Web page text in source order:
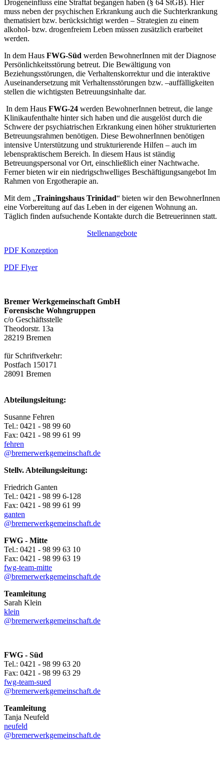
Drogeneinfluss eine Straftat begangen haben (§ 64 StGB). Hier
muss neben der psychischen Erkrankung auch die Suchterkrankung
thematisiert bzw. berücksichtigt werden – Strategien zu einem
alkohol- bzw. drogenfreiem Leben müssen zusätzlich erarbeitet
werden.
In dem Haus FWG-Süd werden BewohnerInnen mit der Diagnose
Persönlichkeitsstörung betreut. Die Bewältigung von
Beziehungsstörungen, die Verhaltenskorrektur und die interaktive
Auseinandersetzung mit Verhaltensstörungen bzw. –auffälligkeiten
stellen die wichtigsten Betreuungsinhalte dar.
In dem Haus FWG-24 werden BewohnerInnen betreut, die lange
Klinikaufenthalte hinter sich haben und die ausgelöst durch die
Schwere der psychiatrischen Erkrankung einen höher strukturierten
Betreuungsrahmen benötigen. Diese BewohnerInnen benötigen
intensive Unterstützung und strukturierende Hilfen – auch im
lebenspraktischem Bereich. In diesem Haus ist ständig
Betreuungspersonal vor Ort, einschließlich einer Nachtwache.
Ferner bieten wir ein niedrigschwelliges Beschäftigungsangebot Im
Rahmen von Ergotherapie an.
Mit dem „Trainingshaus Trinidad“ bieten wir den BewohnerInnen
eine Vorbereitung auf das Leben in der eigenen Wohnung an.
Täglich finden aufsuchende Kontakte durch die Betreuerinnen statt.
Stellenangebote
PDF Konzeption
PDF Flyer
Bremer Werkgemeinschaft GmbH
Forensische Wohngruppen
c/o Geschäftsstelle
Theodorstr. 13a
28219 Bremen
für Schriftverkehr:
Postfach 150171
28091 Bremen
Abteilungsleitung:
Susanne Fehren
Tel.: 0421 - 98 99 60
Fax: 0421 - 98 99 61 99
fehren
@bremerwerkgemeinschaft.de
Stellv. Abteilungsleitung:
Friedrich Ganten
Tel.: 0421 - 98 99 6-128
Fax: 0421 - 98 99 61 99
ganten
@bremerwerkgemeinschaft.de
FWG - Mitte
Tel.: 0421 - 98 99 63 10
Fax: 0421 - 98 99 63 19
fwg-team-mitte
@bremerwerkgemeinschaft.de
Teamleitung
Sarah Klein
klein
@bremerwerkgemeinschaft.de
FWG - Süd
Tel.: 0421 - 98 99 63 20
Fax: 0421 - 98 99 63 29
fwg-team-sued
@bremerwerkgemeinschaft.de
Teamleitung
Tanja Neufeld
neufeld
@bremerwerkgemeinschaft.de